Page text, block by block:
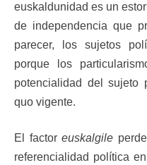
euskaldunidad es un
de independencia que
parecer, los sujetos
porque los
potencialidad del sujeto
quo vigente.
El factor euskalgile
referencialidad política